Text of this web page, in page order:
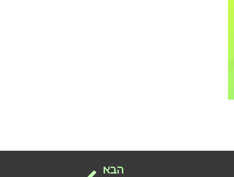
הבא